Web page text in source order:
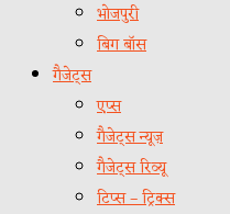
भोजपुरी
बिग बॉस
गैजेट्स
एप्स
गैजेट्स न्यूज़
गैजेट्स रिव्यू
टिप्स – ट्रिक्स